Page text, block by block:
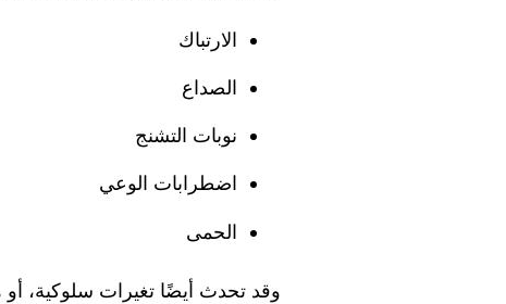
الارتباك
الصداع
نوبات التشنج
اضطرابات الوعي
الحمى
وقد تحدث أيضًا تغيرات سلوكية،